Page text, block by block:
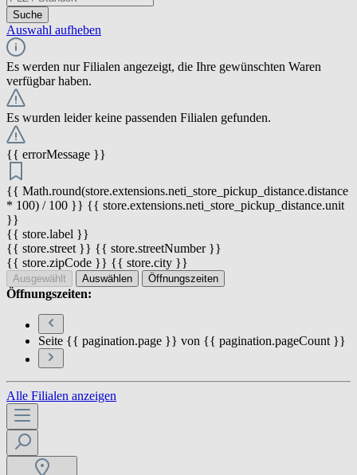
Suche
Auswahl aufheben
Es werden nur Filialen angezeigt, die Ihre gewünschten Waren
verfügbar haben.
Es wurden leider keine passenden Filialen gefunden.
{{ errorMessage }}
{{ Math.round(store.extensions.neti_store_pickup_distance.distance
* 100) / 100 }} {{ store.extensions.neti_store_pickup_distance.unit
}}
{{ store.label }}
{{ store.street }} {{ store.streetNumber }}
{{ store.zipCode }} {{ store.city }}
Ausgewählt Auswählen Öffnungszeiten
Öffnungszeiten:
Seite {{ pagination.page }} von {{ pagination.pageCount }}
Alle Filialen anzeigen